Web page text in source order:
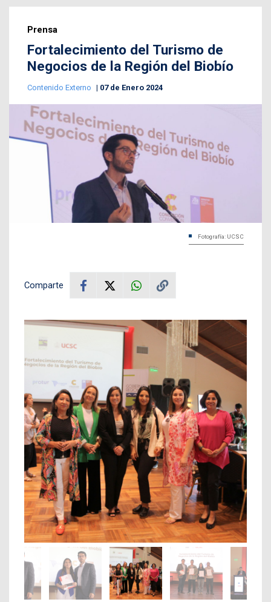
Prensa
Fortalecimiento del Turismo de
Negocios de la Región del Biobío
Contenido Externo 07 de Enero 2024
Fotografía: UCSC
Comparte